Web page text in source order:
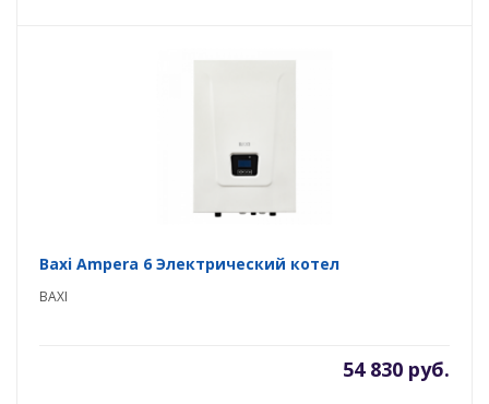
Baxi Ampera 6 Электрический котел
BAXI
54 830 руб.